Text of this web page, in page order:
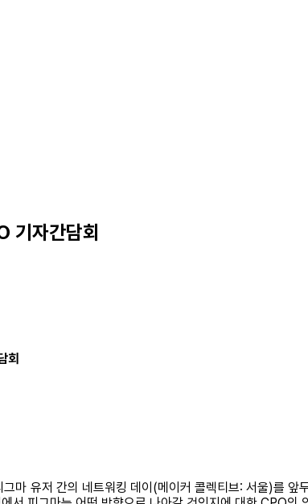
기자간담회
회
유저 간의 네트워킹 데이(메이커 콜렉티브: 서울)를 앞